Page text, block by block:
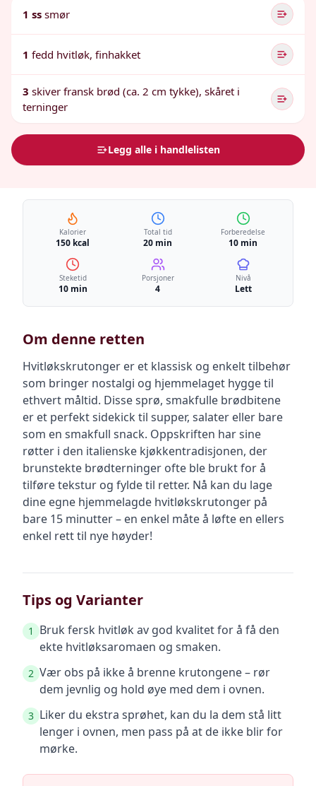
1 ss smør
1 fedd hvitløk, finhakket
3 skiver fransk brød (ca. 2 cm tykke), skåret i
terninger
Legg alle i handlelisten
Kalorier
150 kcal
Total tid
20 min
Forberedelse
10 min
Steketid
10 min
Porsjoner
4
Nivå
Lett
Om denne retten
Hvitløkskrutonger er et klassisk og enkelt tilbehør
som bringer nostalgi og hjemmelaget hygge til
ethvert måltid. Disse sprø, smakfulle brødbitene
er et perfekt sidekick til supper, salater eller bare
som en smakfull snack. Oppskriften har sine
røtter i den italienske kjøkkentradisjonen, der
brunstekte brødterninger ofte ble brukt for å
tilføre tekstur og fylde til retter. Nå kan du lage
dine egne hjemmelagde hvitløkskrutonger på
bare 15 minutter – en enkel måte å løfte en ellers
enkel rett til nye høyder!
Tips og Varianter
1
Bruk fersk hvitløk av god kvalitet for å få den
ekte hvitløksaromaen og smaken.
2 Vær obs på ikke å brenne krutongene – rør
dem jevnlig og hold øye med dem i ovnen.
3 Liker du ekstra sprøhet, kan du la dem stå litt
lenger i ovnen, men pass på at de ikke blir for
mørke.